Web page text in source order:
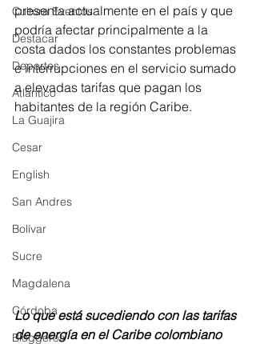
Cultura Eventos
Destacar
Deportes
Atlántico
La Guajira
Cesar
English
San Andres
Bolívar
Sucre
Magdalena
Córdoba
Bloggeros
presenta actualmente en el país y que
podría afectar principalmente a la
costa dados los constantes problemas
e interrupciones en el servicio sumado
a elevadas tarifas que pagan los
habitantes de la región Caribe.
Lo que está sucediendo con las tarifas
de energía en el Caribe colombiano